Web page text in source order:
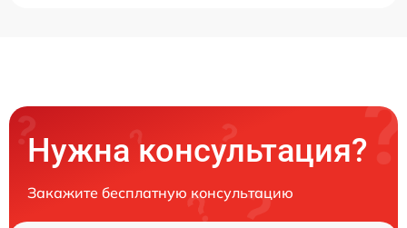
Нужна консультация?
Закажите бесплатную консультацию